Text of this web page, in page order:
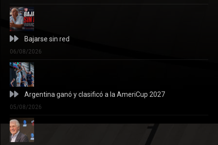
Bajarse sin red
06/08/2026
Argentina ganó y clasificó a la AmeriCup 2027
05/08/2026